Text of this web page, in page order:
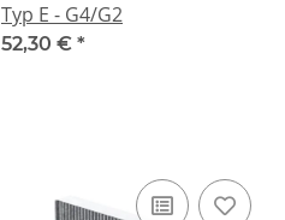
Typ E - G4/G2
52,30 € *